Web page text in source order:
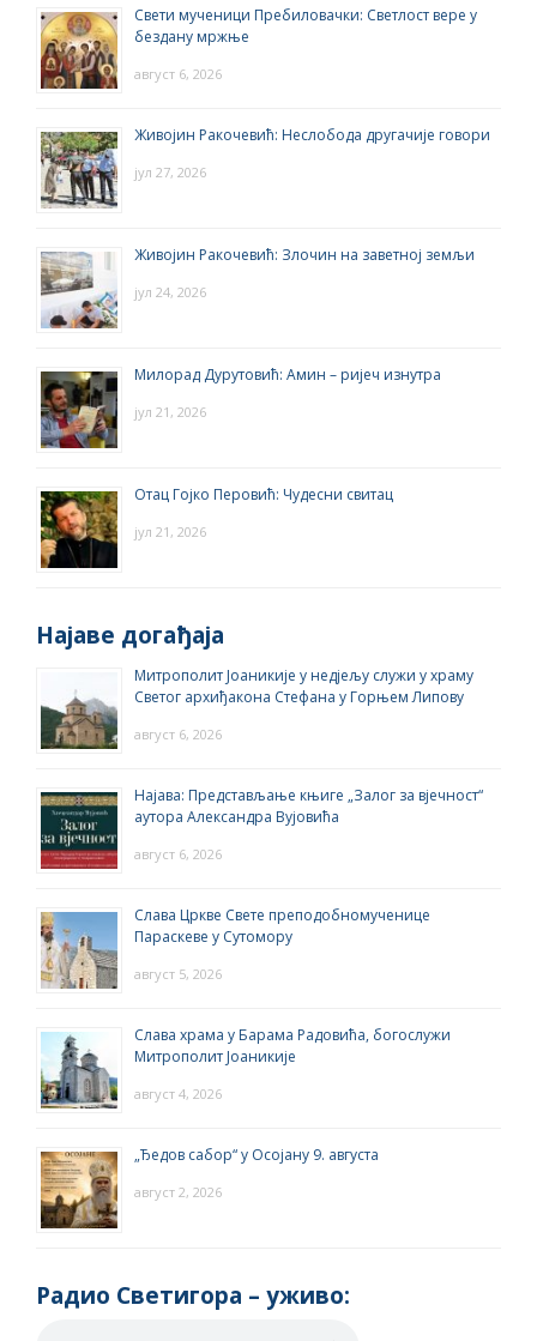
Свети мученици Пребиловачки: Светлост вере у
бездану мржње
август 6, 2026
Живојин Ракочевић: Неслобода другачије говори
јул 27, 2026
Живојин Ракочевић: Злочин на заветној земљи
јул 24, 2026
Милорад Дурутовић: Амин – ријеч изнутра
јул 21, 2026
Отац Гојко Перовић: Чудесни свитац
јул 21, 2026
Најаве догађаја
Митрополит Јоаникије у недјељу служи у храму
Светог архиђакона Стефана у Горњем Липову
август 6, 2026
Најава: Представљање књиге „Залог за вјечност“
аутора Александра Вујовића
август 6, 2026
Слава Цркве Свете преподобномученице
Параскеве у Сутомору
август 5, 2026
Слава храма у Барама Радовића, богослужи
Митрополит Јоаникије
август 4, 2026
„Ђедов сабор“ у Осојану 9. августа
август 2, 2026
Радио Светигора – yживо: